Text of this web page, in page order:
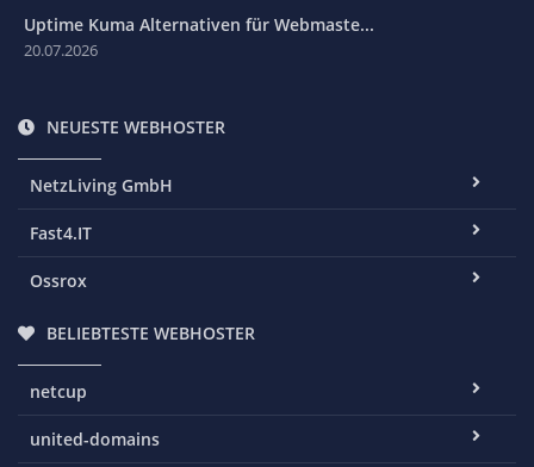
Uptime Kuma Alternativen für Webmaste...
20.07.2026
NEUESTE WEBHOSTER
NetzLiving GmbH
Fast4.IT
Ossrox
BELIEBTESTE WEBHOSTER
netcup
united-domains